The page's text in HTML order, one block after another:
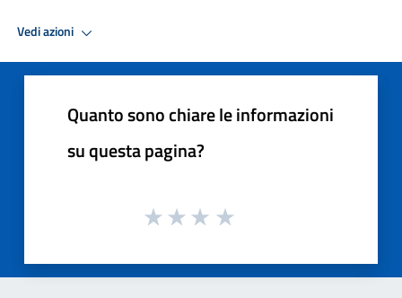
Vedi azioni
Quanto sono chiare le informazioni
su questa pagina?